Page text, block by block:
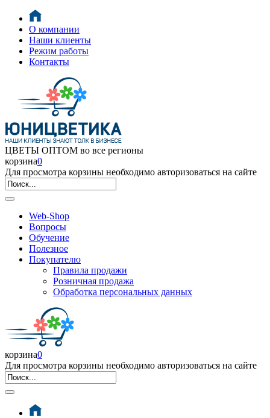
О компании
Наши клиенты
Режим работы
Контакты
ЦВЕТЫ ОПТОМ во все регионы
корзина0
Для просмотра корзины необходимо авторизоваться на сайте
Web-Shop
Вопросы
Обучение
Полезное
Покупателю
Правила продажи
Розничная продажа
Обработка персональных данных
корзина0
Для просмотра корзины необходимо авторизоваться на сайте